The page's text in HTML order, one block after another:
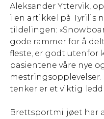
Aleksander Yttervik,
i en artikkel på Tyrilis
tildelingen:
gode rammer for å
fleste, er godt utenfor
pasientene våre nye
mestringsopplevelser.
tenker er et viktig ledd
Brettsportmiljøet har